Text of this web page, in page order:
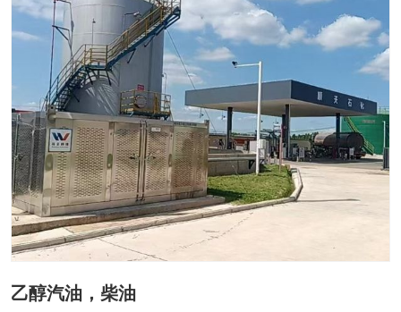
乙醇汽油，柴油